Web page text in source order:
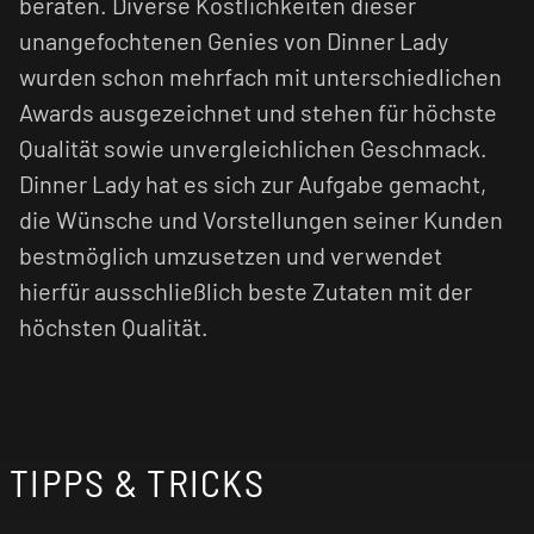
Aroma empfehlen wir, den Verdampfer
regelmäßig zu reinigen und den Coil bei Bedarf
auszutauschen.
Dinner Lady Nikotinsalz Liquids stehen für
höchste Qualität, authentischen Geschmack
und sanften Dampfgenuss – perfekt für alle, die
ein hochwertiges 10 ml Nikotinsalz Liquid für
ihre E-Zigarette suchen.
Nikotinsalz Liquids sind im Vergleich zu
normalen nikotinhaltigen E-Liquids weniger
Nikotinsättigung führt.
unangefochtenen Genies von Dinner Lady
wurden schon mehrfach mit unterschiedlichen
Awards ausgezeichnet und stehen für höchste
Qualität sowie unvergleichlichen Geschmack.
Dinner Lady hat es sich zur Aufgabe gemacht,
die Wünsche und Vorstellungen seiner Kunden
bestmöglich umzusetzen und verwendet
hierfür ausschließlich beste Zutaten mit der
höchsten Qualität.
TIPPS & TRICKS